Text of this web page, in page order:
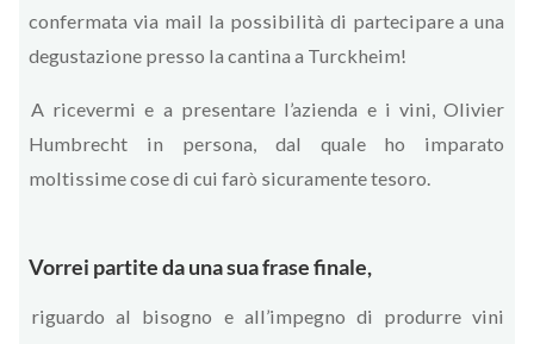
confermata via mail la possibilità di partecipare a una
degustazione presso la cantina a Turckheim!
A ricevermi e a presentare l’azienda e i vini, Olivier
Humbrecht in persona, dal quale ho imparato
moltissime cose di cui farò sicuramente tesoro.
Vorrei partite da una sua frase finale,
riguardo al bisogno e all’impegno di produrre vini